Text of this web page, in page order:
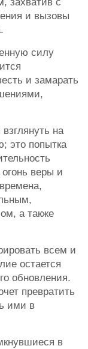
и вызовы
силу
и замарать
на
это попытка
веры и
а также
всем и
остается
обновления.
превратить
ими в
в